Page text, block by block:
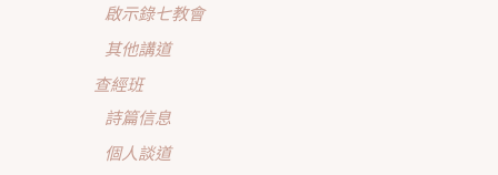
啟示錄七教會
其他講道
查經班
詩篇信息
個人談道